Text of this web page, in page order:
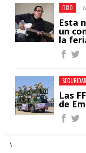
OCIO
Esta
un
la
SEGURIDAD
Las
de
\